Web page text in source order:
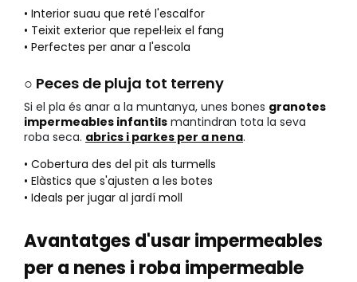
• Interior suau que reté l'escalfor
• Teixit exterior que repel·leix el fang
• Perfectes per anar a l'escola
○ Peces de pluja tot terreny
Si el pla és anar a la muntanya, unes bones granotes
impermeables infantils mantindran tota la seva
roba seca. abrics i parkes per a nena.
• Cobertura des del pit als turmells
• Elàstics que s'ajusten a les botes
• Ideals per jugar al jardí moll
Avantatges d'usar impermeables
per a nenes i roba impermeable